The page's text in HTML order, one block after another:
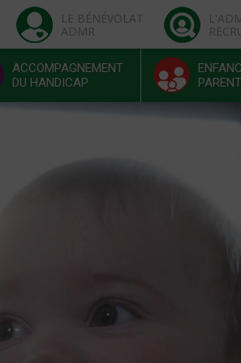
LE BÉNÉVOLAT
ADMR
ACCOMPAGNEMENT
DU HANDICAP